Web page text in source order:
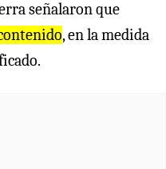
señalaron que
, en la medida